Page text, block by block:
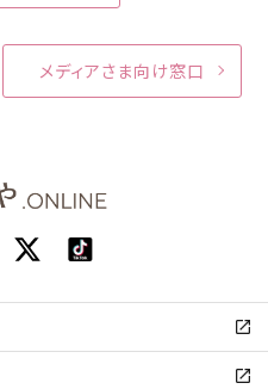
メディアさま向け窓口